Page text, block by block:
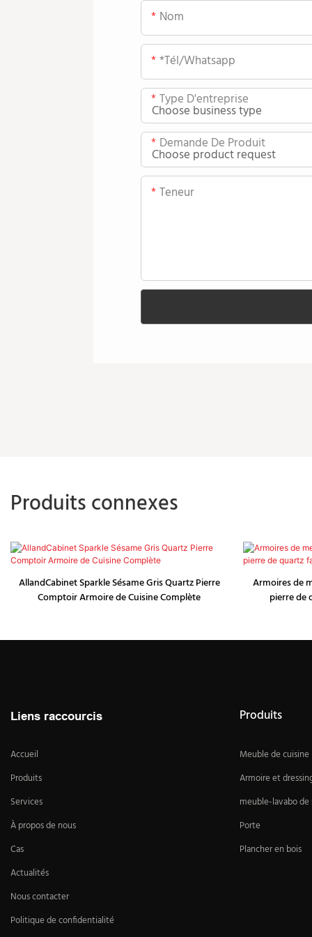
Nom
*tél/whatsapp
Type D'entreprise
Demande De Produit
Teneur
Produits connexes
AllandCabinet Sparkle Sésame Gris Quartz Pierre
Comptoir Armoire de Cuisine Complète
Armoires de
pierre de
Liens raccourcis
Accueil
Produits
Services
À propos de nous
Cas
Actualités
Nous contacter
Politique de confidentialité
Produits
Meuble de cuisine
Armoire et
meuble-lavabo de
Porte
Plancher en bois